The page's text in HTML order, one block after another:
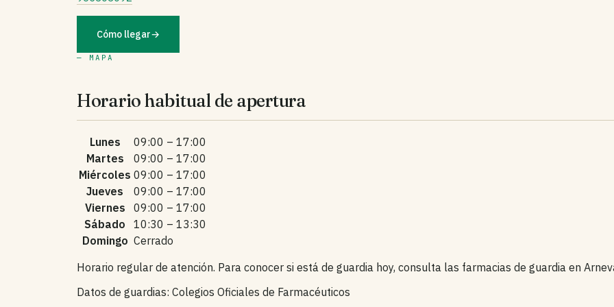
Cómo llegar→
— MAPA
Horario habitual de apertura
Lunes
09:00 – 17:00
Martes
09:00 – 17:00
Miércoles 09:00 – 17:00
Jueves
09:00 – 17:00
Viernes
09:00 – 17:00
Sábado
10:30 – 13:30
Domingo Cerrado
Horario regular de atención. Para conocer si está de guardia hoy, consulta las farmacias de guardia en
Datos de guardias: Colegios Oficiales de Farmacéuticos